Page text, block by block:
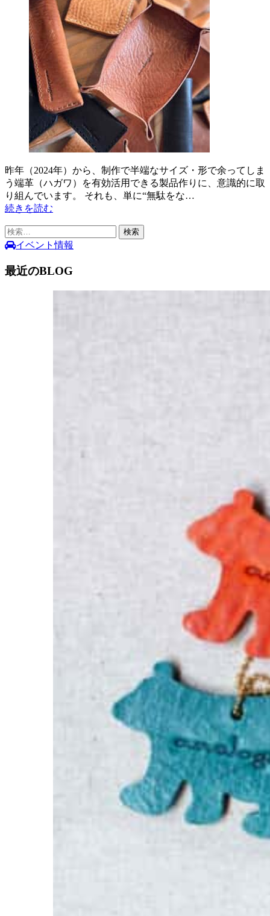
昨年（2024年）から、制作で半端なサイズ・形で余ってしま
う端革（ハガワ）を有効活用できる製品作りに、意識的に取
り組んでいます。 それも、単に“無駄をな…
続きを読む
検
索:イベント情報
最近のBLOG